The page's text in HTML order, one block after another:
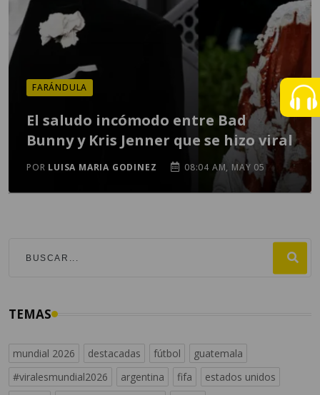
FARÁNDULA
El saludo incómodo entre Bad
Bunny y Kris Jenner que se hizo viral
POR LUISA MARIA GODINEZ 08:04 AM, MAY 05
TEMAS
mundial 2026 destacadas fútbol
guatemala
#viralesmundial2026
argentina fifa
estados unidos